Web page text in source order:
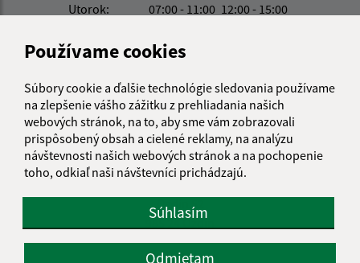
Používame cookies
Súbory cookie a ďalšie technológie sledovania používame
na zlepšenie vášho zážitku z prehliadania našich
webových stránok, na to, aby sme vám zobrazovali
prispôsobený obsah a cielené reklamy, na analýzu
návštevnosti našich webových stránok a na pochopenie
toho, odkiaľ naši návštevníci prichádzajú.
Súhlasím
Odmietam
Utorok:
07:00 - 11:00 12:00 - 15:00
Štvrtok:
nestránkový deň
Obedňajšia prestávka:11:00 - 12:00
Kontakt:
Obecný úrad Ozdín
Ozdín 52
985 24 Ozdín
info@ozdin.sk